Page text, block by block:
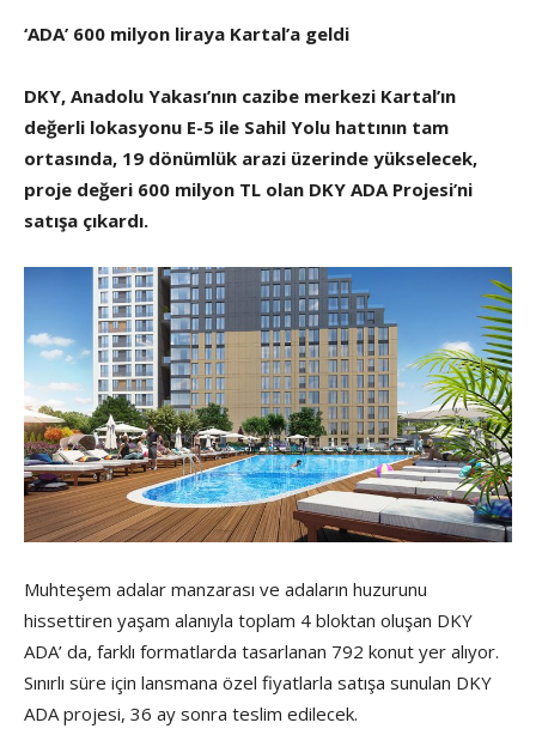
‘ADA’ 600 milyon liraya Kartal’a geldi
DKY, Anadolu Yakası’nın cazibe merkezi Kartal’ın
değerli lokasyonu E-5 ile Sahil Yolu hattının tam
ortasında, 19 dönümlük arazi üzerinde yükselecek,
proje değeri 600 milyon TL olan DKY ADA Projesi’ni
satışa çıkardı.
Muhteşem adalar manzarası ve adaların huzurunu
hissettiren yaşam alanıyla toplam 4 bloktan oluşan DKY
ADA’ da, farklı formatlarda tasarlanan 792 konut yer alıyor.
Sınırlı süre için lansmana özel fiyatlarla satışa sunulan DKY
ADA projesi, 36 ay sonra teslim edilecek.